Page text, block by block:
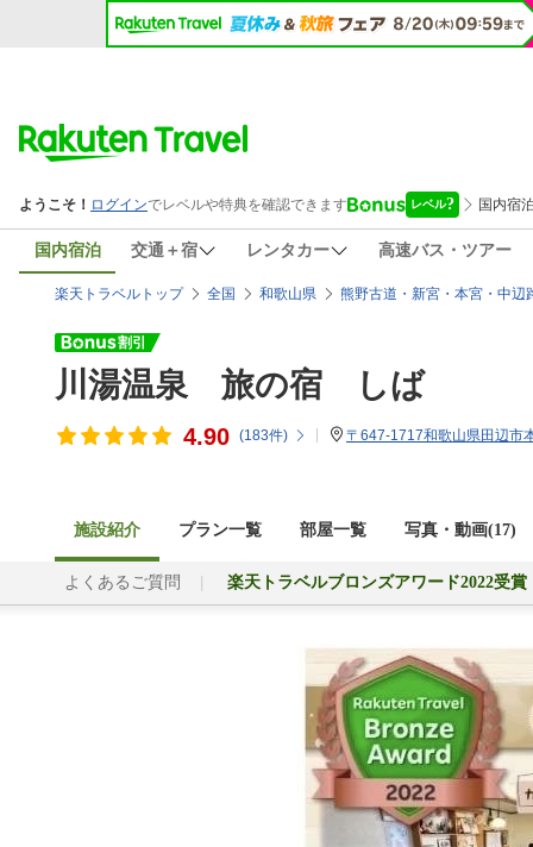
国内宿泊 交通＋宿 レンタカー 高速バス・ツアー
楽天トラベルトップ 全国 和歌山県 熊野古道・新宮・本宮・中辺
川湯温泉 旅の宿 しば
4.90 (183件) 〒647-1717和歌山県田辺市
施設紹介 プラン一覧 部屋一覧 写真・動画(17)
よくあるご質問 楽天トラベルブロンズアワード2022受賞